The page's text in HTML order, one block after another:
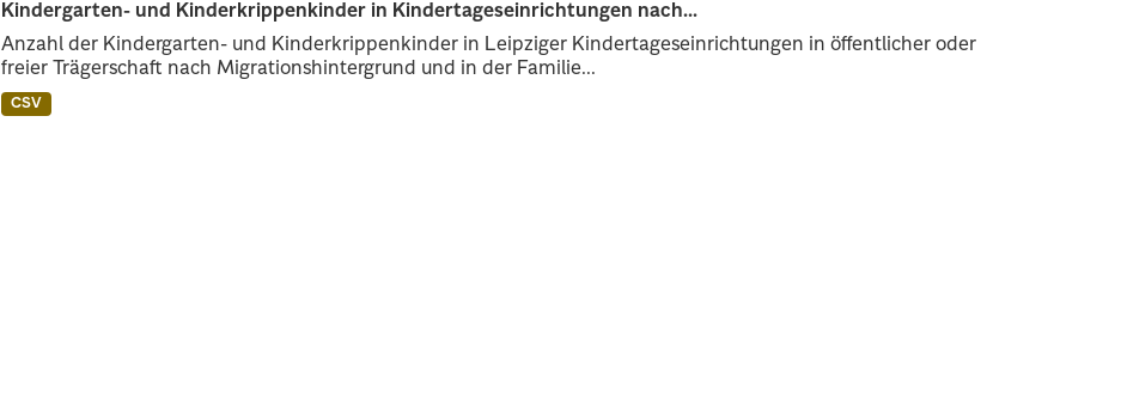
Kindergarten- und Kinderkrippenkinder in Kindertageseinrichtungen nach...
Anzahl der Kindergarten- und Kinderkrippenkinder in Leipziger Kindertageseinrichtungen in öffentlicher oder
freier Trägerschaft nach Migrationshintergrund und in der Familie...
CSV